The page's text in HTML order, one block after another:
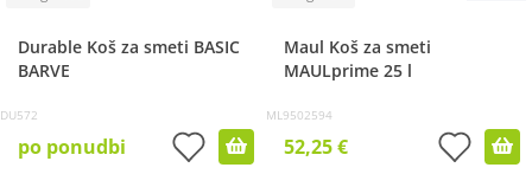
Durable Koš za smeti BASIC
BARVE
DU572
po ponudbi
Maul Koš za smeti
MAULprime 25 l
ML9502594
52,25 €